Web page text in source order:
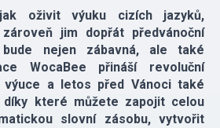
oživit výuku cizích jazyků,
jim dopřát předvánoční
nejen zábavná, ale také
WocaBee přináší revoluční
a letos před Vánoci také
díky které můžete zapojit celou
slovní zásobu, vytvořit